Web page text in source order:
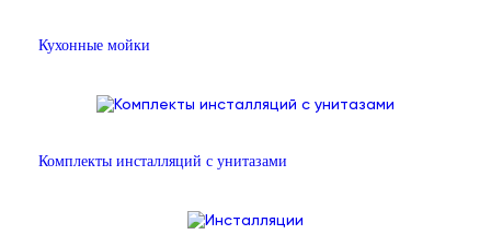
Кухонные мойки
Комплекты инсталляций с унитазами